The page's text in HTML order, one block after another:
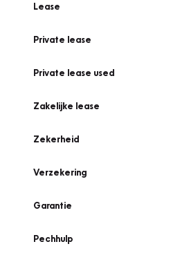
Lease
Private lease
Private lease used
Zakelijke lease
Zekerheid
Verzekering
Garantie
Pechhulp